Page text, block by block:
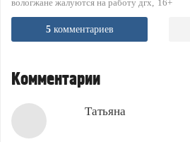
вологжане жалуются на работу дгх
16+
5комментариев
Комментарии
Татьяна